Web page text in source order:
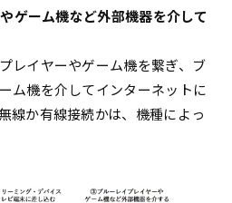
ゲーム機など外部機器を介して
レイヤーやゲーム機を繋ぎ、ブ
ム機を介してインターネットに
線か有線接続かは、機種によっ